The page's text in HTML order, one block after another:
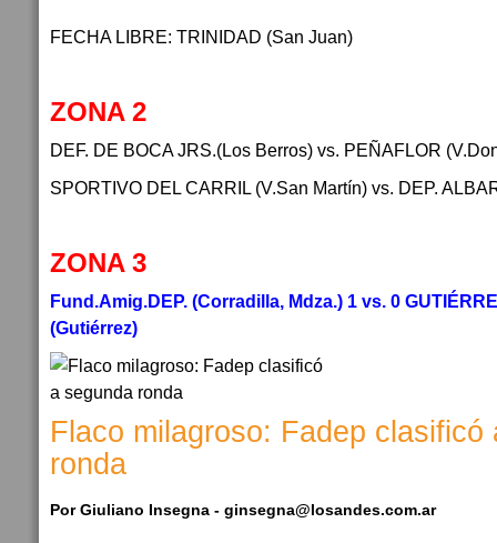
FECHA LIBRE: TRINIDAD (San Juan)
ZONA 2
DEF. DE BOCA JRS.(Los Berros) vs. PEÑAFLOR
SPORTIVO DEL CARRIL (V.San Martín) vs. DEP.
ZONA 3
Fund.Amig.DEP. (Corradilla, Mdza.) 1 vs. 0
(Gutiérrez)
Flaco milagroso: Fadep clasificó
ronda
Por Giuliano Insegna - ginsegna@losandes.com.ar